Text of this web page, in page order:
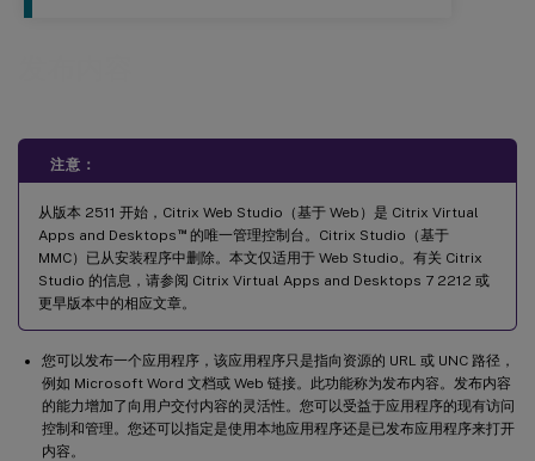
注意：
从版本 2511 开始，Citrix Web Studio（基于 Web）是 Citrix Virtual
Apps and Desktops ™的唯一管理控制台。Citrix Studio（基于
MMC）已从安装程序中删除。本文仅适用于 Web Studio。有关 Citrix
Studio 的信息，请参阅 Citrix Virtual Apps and Desktops 7 2212 或
更早版本中的相应文章。
您可以发布一个应用程序，该应用程序只是指向资源的 URL 或 UNC 路径，
例如 Microsoft Word 文档或 Web 链接。此功能称为发布内容。发布内容
的能力增加了向用户交付内容的灵活性。您可以受益于应用程序的现有访问
控制和管理。您还可以指定是使用本地应用程序还是已发布应用程序来打开
内容。